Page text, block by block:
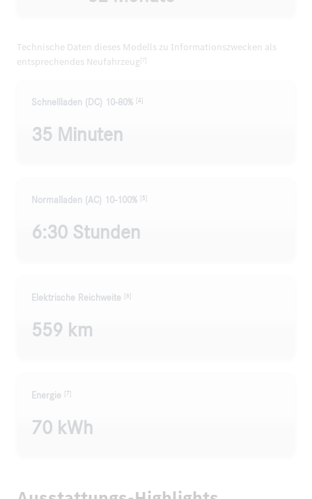
Technische Daten dieses Modells zu Informationszwecken als
entsprechendes Neufahrzeug[7]
Schnellladen (DC) 10-80% [4]
35 Minuten
Normalladen (AC) 10-100% [5]
6:30 Stunden
Elektrische Reichweite [6]
559 km
Energie [7]
70 kWh